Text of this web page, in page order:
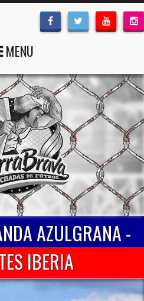
MENU
AZULGRANA -
IBERIA